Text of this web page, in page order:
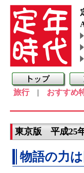
旅行| おすすめ
東京版 平成25
物語の力